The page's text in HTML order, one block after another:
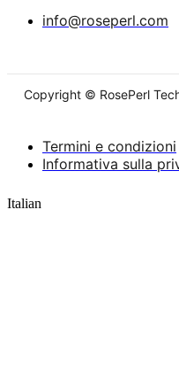
info@roseperl.com
Copyright © RosePerl
Termini e condizioni
Informativa sulla
Italian